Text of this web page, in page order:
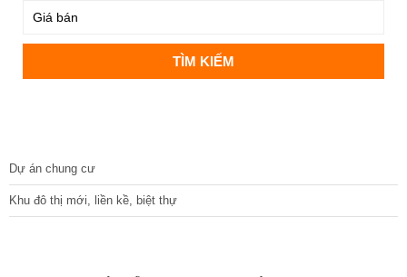
Dự án chung cư
Khu đô thị mới, liền kề, biệt thự